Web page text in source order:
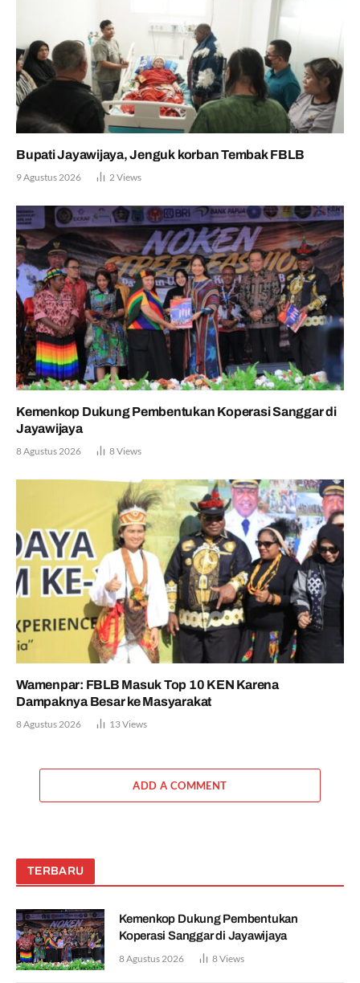
Bupati Jayawijaya, Jenguk korban Tembak FBLB
9 Agustus 2026 2Views
Kemenkop Dukung Pembentukan Koperasi Sanggar di
Jayawijaya
8 Agustus 2026 8Views
Wamenpar: FBLB Masuk Top 10 KEN Karena
Dampaknya Besar ke Masyarakat
8 Agustus 2026 13Views
ADD A COMMENT
TERBARU
Kemenkop Dukung Pembentukan
Koperasi Sanggar di Jayawijaya
8 Agustus 2026 8Views